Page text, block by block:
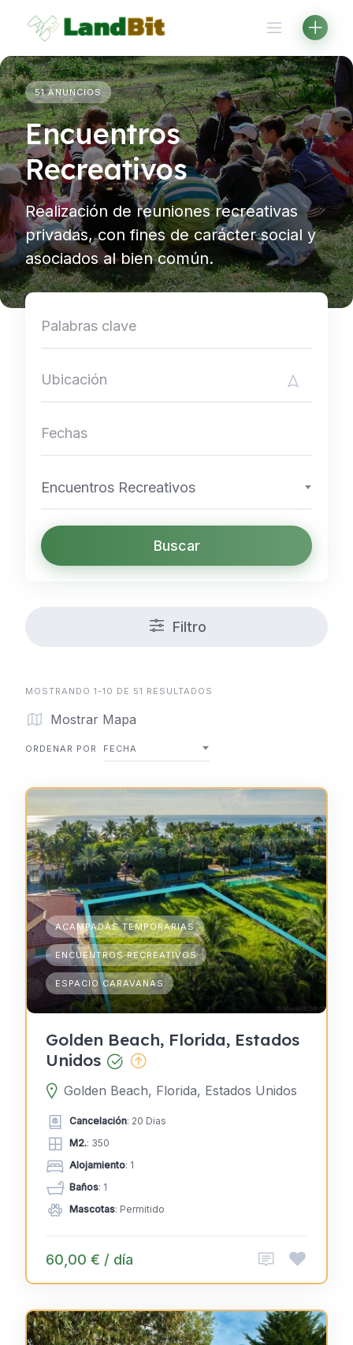
contenido
51 ANUNCIOS
Encuentros
Recreativos
Realización de reuniones recreativas
privadas, con fines de carácter social y
asociados al bien común.
Encuentros Recreativos
Buscar
Filtro
MOSTRANDO 1-10 DE 51 RESULTADOS
Mostrar Mapa
ORDENAR POR FECHA
ACAMPADAS TEMPORARIAS
ENCUENTROS RECREATIVOS
ESPACIO CARAVANAS
Golden Beach, Florida, Estados
Unidos
Golden Beach, Florida, Estados Unidos
Cancelación: 20 Dias
M2.: 350
Alojamiento: 1
Baños: 1
Mascotas: Permitido
60,00 € / día